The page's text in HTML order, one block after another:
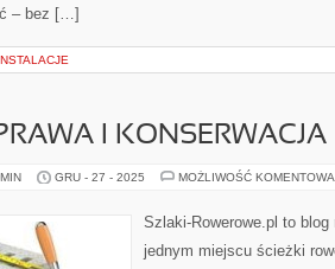
– bez […]
I KONSERWACJA
GRU - 27 - 2025 MOŻLIWOŚĆ
Szlaki-Rowerowe.pl to blog
jednym miejscu ścieżki